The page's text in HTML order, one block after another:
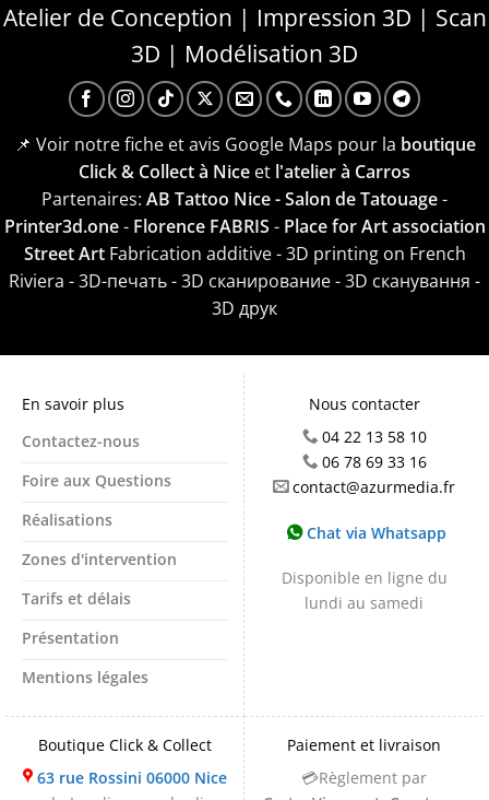
Atelier de Conception | Impression 3D | Scan
3D | Modélisation 3D
📌 Voir notre fiche et avis Google Maps pour la boutique
Click & Collect à Nice et l'atelier à Carros
Partenaires: AB Tattoo Nice - Salon de Tatouage-
Printer3d.one- Florence FABRIS - Place for Art association
Street ArtFabrication additive - 3D printing on French
Riviera - 3D-печать - 3D сканирование - 3D сканування -
3D друк
En savoir plus
Contactez-nous
Foire aux Questions
Réalisations
Zones d'intervention
Tarifs et délais
Présentation
Mentions légales
Nous contacter
04 22 13 58 10
06 78 69 33 16
contact@azurmedia.fr
Chat via Whatsapp
Disponible en ligne du
lundi au samedi
Boutique Click & Collect
63 rue Rossini 06000 Nice
Paiement et livraison
💳Règlement par